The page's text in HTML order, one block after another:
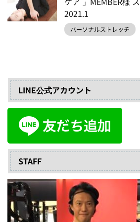
2021.1
パーソナルストレッチ
LINE公式アカウント
STAFF